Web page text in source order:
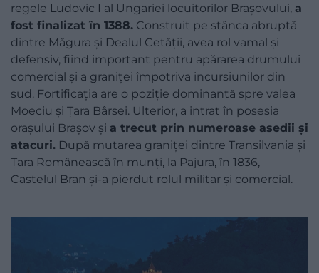
regele Ludovic I al Ungariei locuitorilor Brașovului, a
fost finalizat în 1388. Construit pe stânca abruptă
dintre Măgura și Dealul Cetății, avea rol vamal și
defensiv, fiind important pentru apărarea drumului
comercial și a graniței împotriva incursiunilor din
sud. Fortificația are o poziție dominantă spre valea
Moeciu și Țara Bârsei. Ulterior, a intrat în posesia
orașului Brașov și a trecut prin numeroase asedii și
atacuri. După mutarea graniței dintre Transilvania și
Țara Românească în munți, la Pajura, în 1836,
Castelul Bran și-a pierdut rolul militar și comercial.